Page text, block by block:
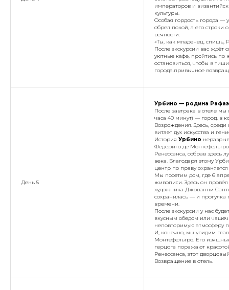
императоров и
культуры.
Особая гордость города —
обрел покой, а его строки
вечности:
«Ты, как младенец, спишь,
После экскурсии вас ждёт
уютные кафе, пройтись по
остановиться, чтобы в
города.привычное
День 5
Урбино — родина
После завтрака в отеле
часа 40 минут) — город, в
Возрождения. Здесь,
витает дух искусства и
История Урбино
Федериго де
Ренессанса, собрав здесь
века. Благодаря этому
центр по праву
Мы посетим дом, где 6
живописи. Здесь он провёл
художника Джованни
сохранилась — и прогулка
времени.
После экскурсии у нас
вкусным обедом или
неповторимую атмосферу
И, конечно, мы увидим
Монтефельтро. Его
герцога поражают
Ренессанса, этот
Возвращение в отель.